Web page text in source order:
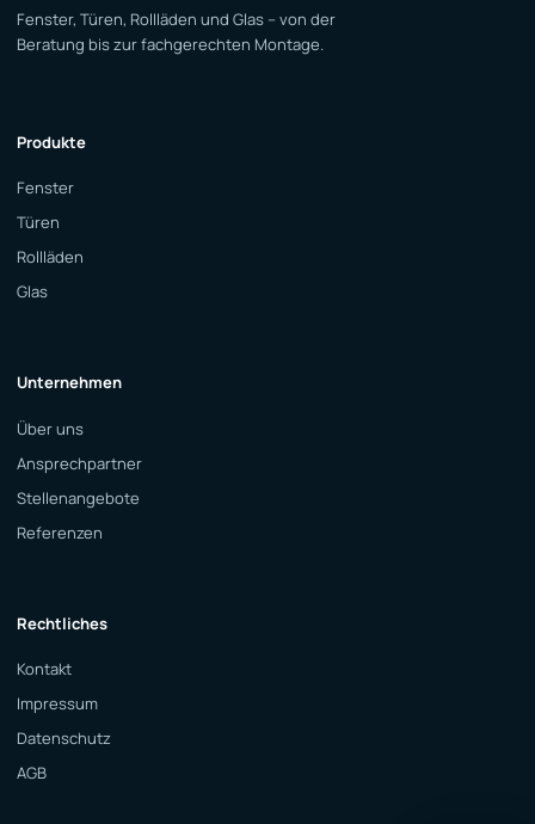
Fenster, Türen, Rollläden und Glas – von der
Beratung bis zur fachgerechten Montage.
Produkte
Fenster
Türen
Rollläden
Glas
Unternehmen
Über uns
Ansprechpartner
Stellenangebote
Referenzen
Rechtliches
Kontakt
Impressum
Datenschutz
AGB